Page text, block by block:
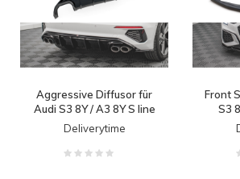
Aggressive Diffusor für
Audi S3 8Y / A3 8Y S line
Deliverytime
Front
S3